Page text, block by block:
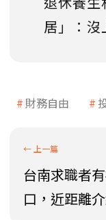
居」：
財務自由
台南求職者
口，近距離